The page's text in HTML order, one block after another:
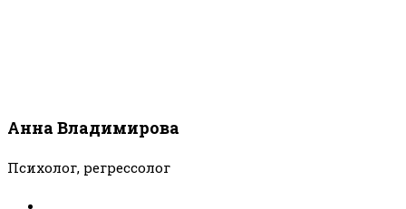
Анна Владимирова
Психолог, регрессолог